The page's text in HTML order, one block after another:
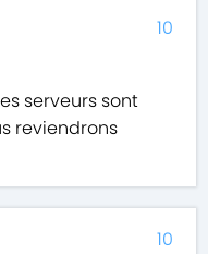
serveurs sont
reviendrons
10
10